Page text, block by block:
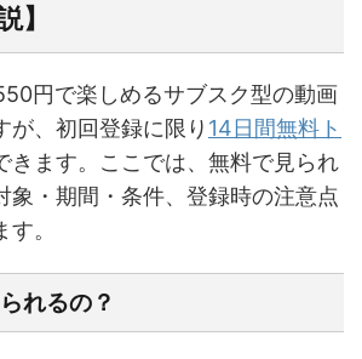
】
円で楽しめるサブスク型の動画
が、初回登録に限り 14日間無料ト
きます。ここでは、無料で見られ
象・期間・条件、登録時の注意点
。
れるの？